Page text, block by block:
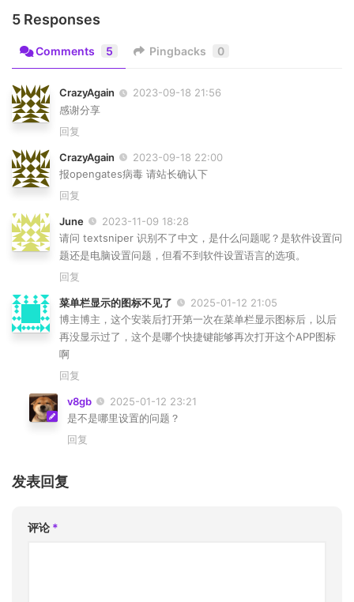
5 Responses
Comments 5 Pingbacks 0
CrazyAgain
2023-09-18 21:56
感谢分享
回复
CrazyAgain
2023-09-18 22:00
报opengates病毒 请站长确认下
回复
June
2023-11-09 18:28
请问 textsniper 识别不了中文，是什么问题呢？是软件设置问
题还是电脑设置问题，但看不到软件设置语言的选项。
回复
菜单栏显示的图标不见了
2025-01-12 21:05
博主博主，这个安装后打开第一次在菜单栏显示图标后，以后
再没显示过了，这个是哪个快捷键能够再次打开这个APP图标
啊
回复
v8gb
2025-01-12 23:21
是不是哪里设置的问题？
回复
发表回复
评论 *